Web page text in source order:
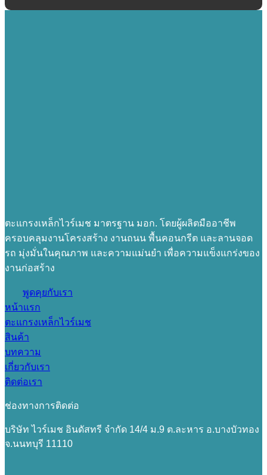
ตะแกรงเหล็กไวร์เมช มาตรฐาน มอก. โดยผู้ผลิตมืออาชีพ
ครอบคลุมงานโครงสร้าง งานถนน พื้นคอนกรีต และลานจอด
รถ มุ่งมั่นในคุณภาพ และความแม่นยำ เพื่อความแข็งแกร่งของ
งานก่อสร้าง
พูดคุยกับเรา
หน้าแรก
ตะแกรงเหล็กไวร์เมช
สินค้า
บทความ
เกี่ยวกับเรา
ติดต่อเรา
ช่องทางการติดต่อ
บริษัท ไวร์เมช อินดัสทรี จำกัด 14/4 ม.9 ต.ละหาร อ.บางบัวทอง
จ.นนทบุรี 11110